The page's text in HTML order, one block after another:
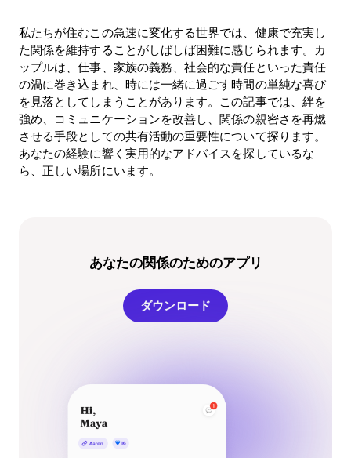
私たちが住むこの急速に変化する世界では、健康で充実し
た関係を維持することがしばしば困難に感じられます。カ
ップルは、仕事、家族の義務、社会的な責任といった責任
の渦に巻き込まれ、時には一緒に過ごす時間の単純な喜び
を見落としてしまうことがあります。この記事では、絆を
強め、コミュニケーションを改善し、関係の親密さを再燃
させる手段としての共有活動の重要性について探ります。
あなたの経験に響く実用的なアドバイスを探しているな
ら、正しい場所にいます。
あなたの関係のためのアプリ
ダウンロード